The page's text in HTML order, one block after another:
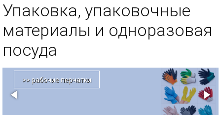
Оплата и доставка
Контакты
Упаковка, упаковочные
материалы и одноразовая
посуда
>> рабочие перчатки
‹ ›